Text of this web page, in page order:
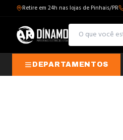
Retire em 24h nas lojas de Pinhais/PR
DEPARTAMENTOS